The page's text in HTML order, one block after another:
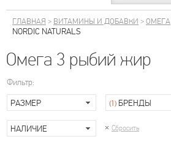
ГЛАВНАЯ > ВИТАМИНЫ И ДОБАВКИ >ОМЕГА
NORDIC NATURALS
Омега 3 рыбий жир
Фильтр:
РАЗМЕР
(1) БРЕНДЫ
НАЛИЧИЕ Сбросить